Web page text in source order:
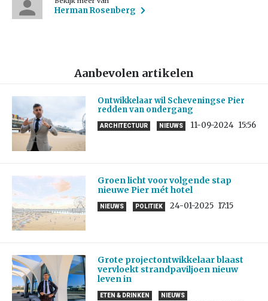
Herman Rosenberg
Aanbevolen artikelen
Ontwikkelaar wil Scheveningse Pier
redden van ondergang
ARCHITECTUUR NIEUWS 11-09-2024 15:56
Groen licht voor volgende stap
nieuwe Pier mét hotel
NIEUWS POLITIEK 24-01-2025 17:15
Grote projectontwikkelaar blaast
vervloekt strandpaviljoen nieuw
leven in
ETEN & DRINKEN
NIEUWS